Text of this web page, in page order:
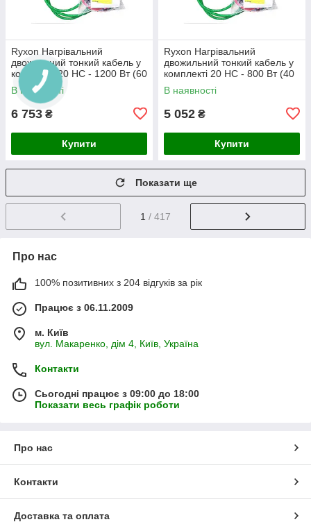
Ryxon Нагрівальний
двожильний тонкий кабель у
комплекті 20 HC - 1200 Вт (60
м)
В наявності
6 753 ₴
Купити
Ryxon Нагрівальний
двожильний тонкий кабель у
комплекті 20 HC - 800 Вт (40
м)
В наявності
5 052 ₴
Купити
Показати ще
1 / 417
Про нас
100% позитивних з 204 відгуків за рік
Працює з 06.11.2009
м. Київ
вул. Макаренко, дім 4, Київ, Україна
Контакти
Сьогодні працює з 09:00 до 18:00
Показати весь графік роботи
Про нас
Контакти
Доставка та оплата